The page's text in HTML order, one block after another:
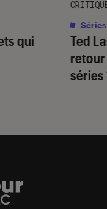
qui
Ted
retour
séries
Séries